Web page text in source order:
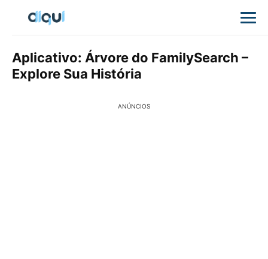
Aplicativo: Árvore do FamilySearch –
Explore Sua História
ANÚNCIOS